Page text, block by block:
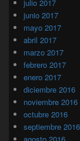
julio 2017
junio 2017
mayo 2017
abril 2017
marzo 2017
febrero 2017
enero 2017
diciembre 2016
noviembre 2016
octubre 2016
septiembre 2016